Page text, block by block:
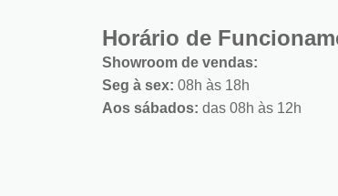
Horário de
Showroom de vendas:
Seg à sex: 08h às 18h
Aos sábados: das 08h às 12h